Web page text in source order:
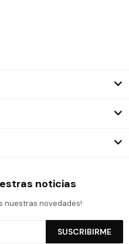
noticias
nuestras novedades!
SUSCRIBIRME